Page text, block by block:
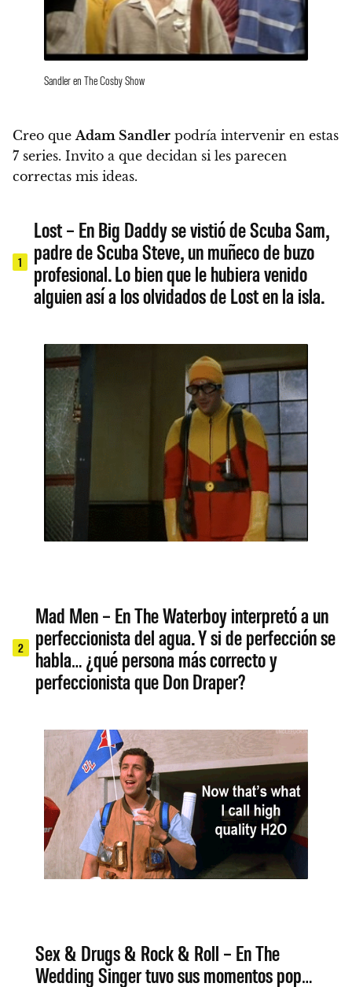
Sandler en The Cosby Show
Creo que Adam Sandler podría intervenir en estas
7 series. Invito a que decidan si les parecen
correctas mis ideas.
1
Lost – En Big Daddy se vistió de Scuba Sam,
padre de Scuba Steve, un muñeco de buzo
profesional. Lo bien que le hubiera venido
alguien así a los olvidados de Lost en la isla.
2
Mad Men – En The Waterboy interpretó a un
perfeccionista del agua. Y si de perfección se
habla… ¿qué persona más correcto y
perfeccionista que Don Draper?
Sex & Drugs & Rock & Roll – En The
Wedding Singer tuvo sus momentos pop…